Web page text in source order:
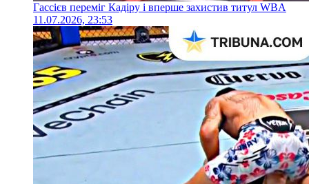
Гассієв переміг Кадіру і вперше захистив титул WBA
11.07.2026, 23:53